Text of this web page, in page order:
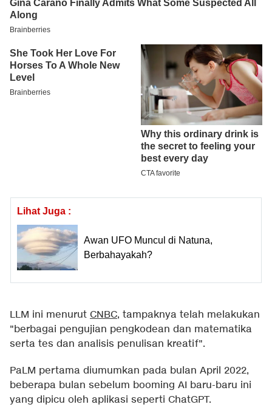
Lihat Juga :
Awan UFO Muncul di Natuna,
Berbahayakah?
LLM ini menurut CNBC, tampaknya telah melakukan
"berbagai pengujian pengkodean dan matematika
serta tes dan analisis penulisan kreatif".
PaLM pertama diumumkan pada bulan April 2022,
beberapa bulan sebelum booming AI baru-baru ini
yang dipicu oleh aplikasi seperti ChatGPT.